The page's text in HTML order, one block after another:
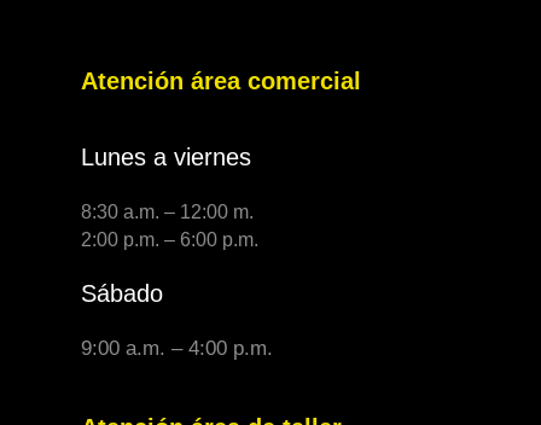
Atención área comercial
Lunes a viernes
8:30 a.m. – 12:00 m.
2:00 p.m. – 6:00 p.m.
Sábado
9:00 a.m. – 4:00 p.m.